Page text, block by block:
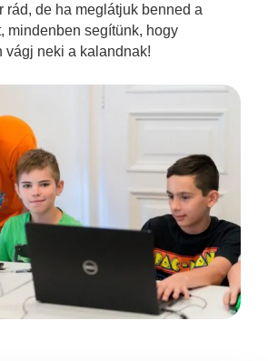
rád, de ha meglátjuk benned a
mindenben segítünk, hogy
vágj neki a kalandnak!